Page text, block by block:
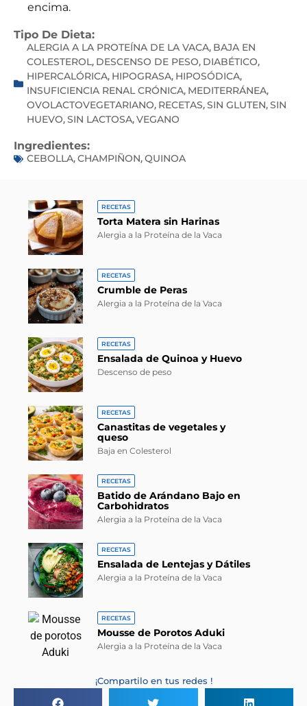
encima.
Tipo De Dieta:
ALERGIA A LA PROTEÍNA DE LA VACA, BAJA EN
COLESTEROL, DESCENSO DE PESO, DIABÉTICO,
HIPERCALÓRICA, HIPOGRASA, HIPOSÓDICA,
INSUFICIENCIA RENAL CRÓNICA, MEDITERRÁNEA,
OVOLACTOVEGETARIANO, RECETAS,SIN GLUTEN,SIN
HUEVO,SIN LACTOSA,VEGANO
Ingredientes:
CEBOLLA,CHAMPIÑON,QUINOA
RECETAS
Torta Matera sin Harinas
Alergia a la Proteína de la Vaca
RECETAS
Crumble de Peras
Alergia a la Proteína de la Vaca
RECETAS
Ensalada de Quinoa y Huevo
Descenso de peso
RECETAS
Canastitas de vegetales y
queso
Baja en Colesterol
RECETAS
Batido de Arándano Bajo en
Carbohidratos
Alergia a la Proteína de la Vaca
RECETAS
Ensalada de Lentejas y Dátiles
Alergia a la Proteína de la Vaca
RECETAS
Mousse de Porotos Aduki
Alergia a la Proteína de la Vaca
¡Compartilo en tus redes !